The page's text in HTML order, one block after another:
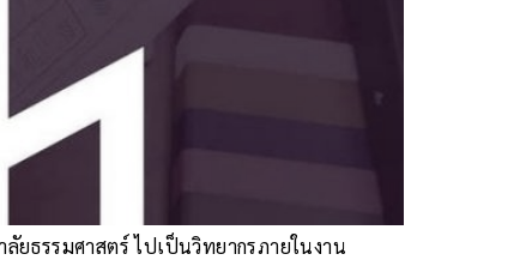
ยธรรมศาสตร์ ไปเป็นวิทยากรภายในงาน